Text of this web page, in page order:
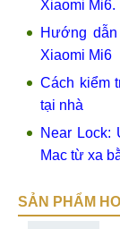
Xiaomi Mi6.
Hướng
Xiaomi Mi6
Cách kiểm
tại nhà
Near Lock:
Mac từ xa
SẢN PHẨM